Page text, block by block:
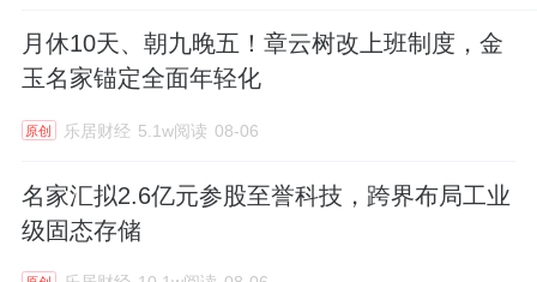
月休10天、朝九晚五！章云树改上班制度，金
玉名家锚定全面年轻化
原创 乐居财经 5.1w阅读 08-06
名家汇拟2.6亿元参股至誉科技，跨界布局工业
级固态存储